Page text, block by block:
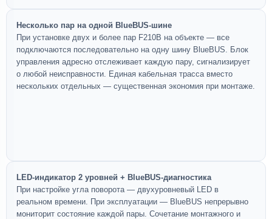
Несколько пар на одной BlueBUS-шине
При установке двух и более пар F210B на объекте — все
подключаются последовательно на одну шину BlueBUS. Блок
управления адресно отслеживает каждую пару, сигнализирует
о любой неисправности. Единая кабельная трасса вместо
нескольких отдельных — существенная экономия при монтаже.
LED-индикатор 2 уровней + BlueBUS-диагностика
При настройке угла поворота — двухуровневый LED в
реальном времени. При эксплуатации — BlueBUS непрерывно
мониторит состояние каждой пары. Сочетание монтажного и